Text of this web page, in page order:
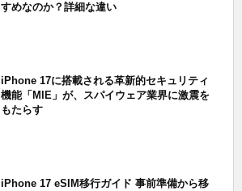
すめなのか？詳細な違い
iPhone 17に搭載される革新的セキュリティ
機能「MIE」が、スパイウェア業界に激震を
もたらす
iPhone 17 eSIM移行ガイド 事前準備から移